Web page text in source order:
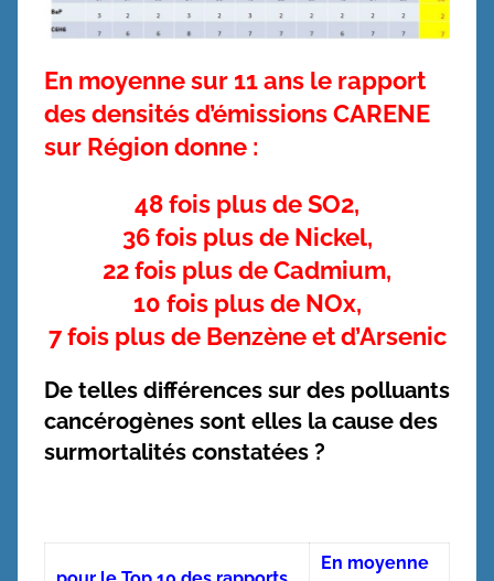
En moyenne sur 11 ans le rapport
des densités d’émissions CARENE
sur Région donne :
48 fois plus de SO2,
36 fois plus de Nickel,
22 fois plus de Cadmium,
10 fois plus de NOx,
7 fois plus de Benzène et d’Arsenic
De telles différences sur des polluants
cancérogènes sont elles la cause des
surmortalités constatées ?
En moyenne